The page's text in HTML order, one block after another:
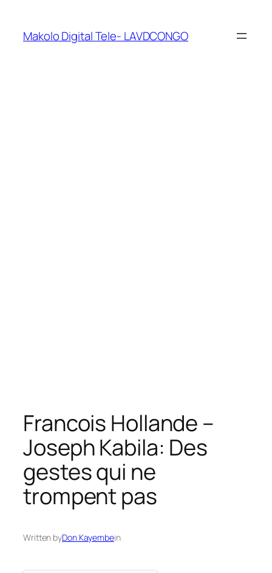
Makolo Digital Tele- LAVDCONGO
Francois Hollande –
Joseph Kabila: Des
gestes qui ne
trompent pas
Written byDon Kayembein